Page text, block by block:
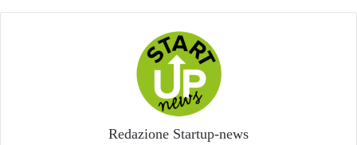
Redazione Startup-news